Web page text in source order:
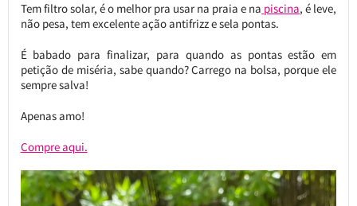
Tem filtro solar, é o melhor pra usar na praia e na piscina, é leve,
não pesa, tem excelente ação antifrizz e sela pontas.
É babado para finalizar, para quando as pontas estão em
petição de miséria, sabe quando? Carrego na bolsa, porque ele
sempre salva!
Apenas amo!
Compre aqui.